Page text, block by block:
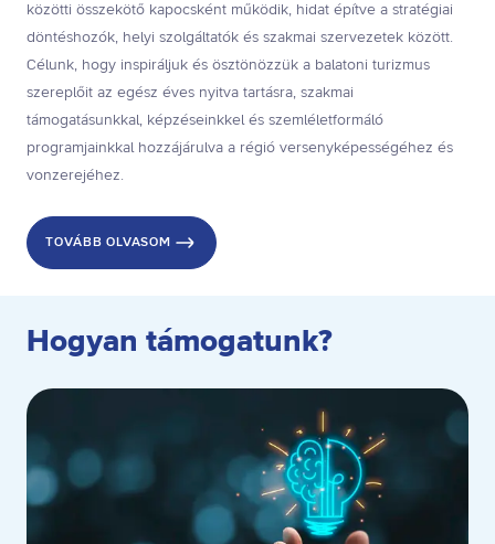
közötti összekötő kapocsként működik, hidat építve a stratégiai
döntéshozók, helyi szolgáltatók és szakmai szervezetek között.
Célunk, hogy inspiráljuk és ösztönözzük a balatoni turizmus
szereplőit az egész éves nyitva tartásra, szakmai
támogatásunkkal, képzéseinkkel és szemléletformáló
programjainkkal hozzájárulva a régió versenyképességéhez és
vonzerejéhez.
TOVÁBB OLVASOM
Hogyan támogatunk?